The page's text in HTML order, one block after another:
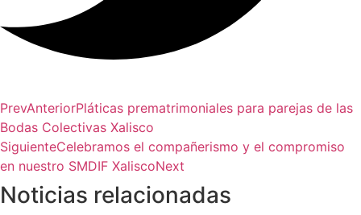
PrevAnteriorPláticas prematrimoniales para parejas de las
Bodas Colectivas Xalisco
SiguienteCelebramos el compañerismo y el compromiso
en nuestro SMDIF XaliscoNext
Noticias relacionadas